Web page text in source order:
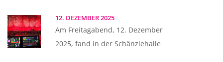
12. DEZEMBER 2025
Am Freitagabend, 12. Dezember
2025, fand in der Schänzlehalle